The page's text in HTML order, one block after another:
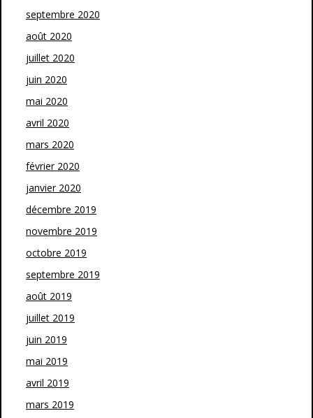
septembre 2020
août 2020
juillet 2020
juin 2020
mai 2020
avril 2020
mars 2020
février 2020
janvier 2020
décembre 2019
novembre 2019
octobre 2019
septembre 2019
août 2019
juillet 2019
juin 2019
mai 2019
avril 2019
mars 2019